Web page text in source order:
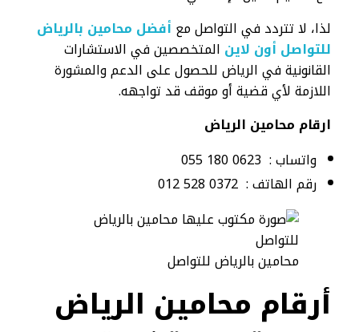
لذا، لا تتردد في التواصل مع أفضل محامين بالرياض
للتواصل أون لاين المتخصصين في الاستشارات
القانونية في الرياض للحصول على الدعم والمشورة
اللازمة لأي قضية أو موقف قد تواجهه.
ارقام محامين الرياض
واتساب : 0623 180 055
رقم الهاتف : 0372 528 012
محامين بالرياض للتواصل
أرقام محامين الرياض